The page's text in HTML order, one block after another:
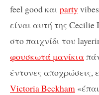
feel good και party
είναι αυτή της Cecilie
στο παιχνίδι του
φουσκωτά μανίκια
έντονες αποχρώσεις,
Victoria Beckham